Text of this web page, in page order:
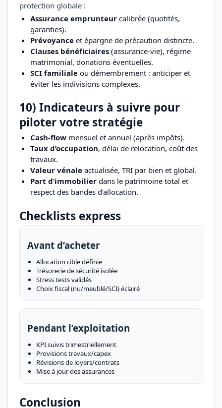
protection globale :
Assurance emprunteur calibrée (quotités,
garanties).
Prévoyance et épargne de précaution distincte.
Clauses bénéficiaires (assurance-vie), régime
matrimonial, donations éventuelles.
SCI familiale ou démembrement : anticiper et
éviter les indivisions complexes.
10) Indicateurs à suivre pour
piloter votre stratégie
Cash-flow mensuel et annuel (après impôts).
Taux d’occupation, délai de relocation, coût des
travaux.
Valeur vénale actualisée, TRI par bien et global.
Part d’immobilier dans le patrimoine total et
respect des bandes d’allocation.
Checklists express
Avant d’acheter
Allocation cible définie
Trésorerie de sécurité isolée
Stress tests validés
Choix fiscal (nu/meublé/SCI) éclairé
Pendant l’exploitation
KPI suivis trimestriellement
Provisions travaux/capex
Révisions de loyers/contrats
Mise à jour des assurances
Conclusion